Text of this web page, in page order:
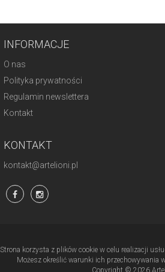
INFORMACJE
O nas
Polityka prywatności
Regulamin newslettera
Kontakt
KONTAKT
kontakt@artelioni.pl
Strona korzysta z plików cookie w celu realizacji
Możesz określić warunki ich przechowywania
Copyright © 2026